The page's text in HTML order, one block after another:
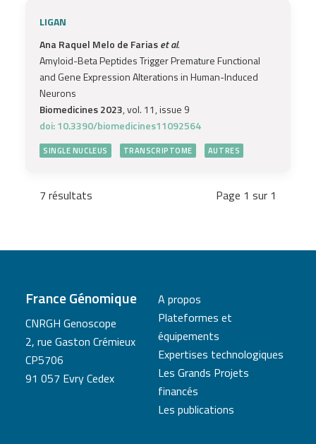
LIGAN
Ana Raquel Melo de Fariaset al.
Amyloid-Beta Peptides Trigger Premature Functional
and Gene Expression Alterations in Human-Induced
Neurons
Biomedicines 2023, vol. 11, issue 9
doi: 10.3390/biomedicines11092564
SINGLE NUCLEUS TRANSCRIPTOME AUTRES
7 résultats Page 1 sur 1
France Génomique
CNRGH Genoscope
2, rue Gaston Crémieux
CP5706
91 057 Evry Cedex
A propos
Plateformes et
équipements
Expertises technologiques
Les Grands Projets
financés
Les publications